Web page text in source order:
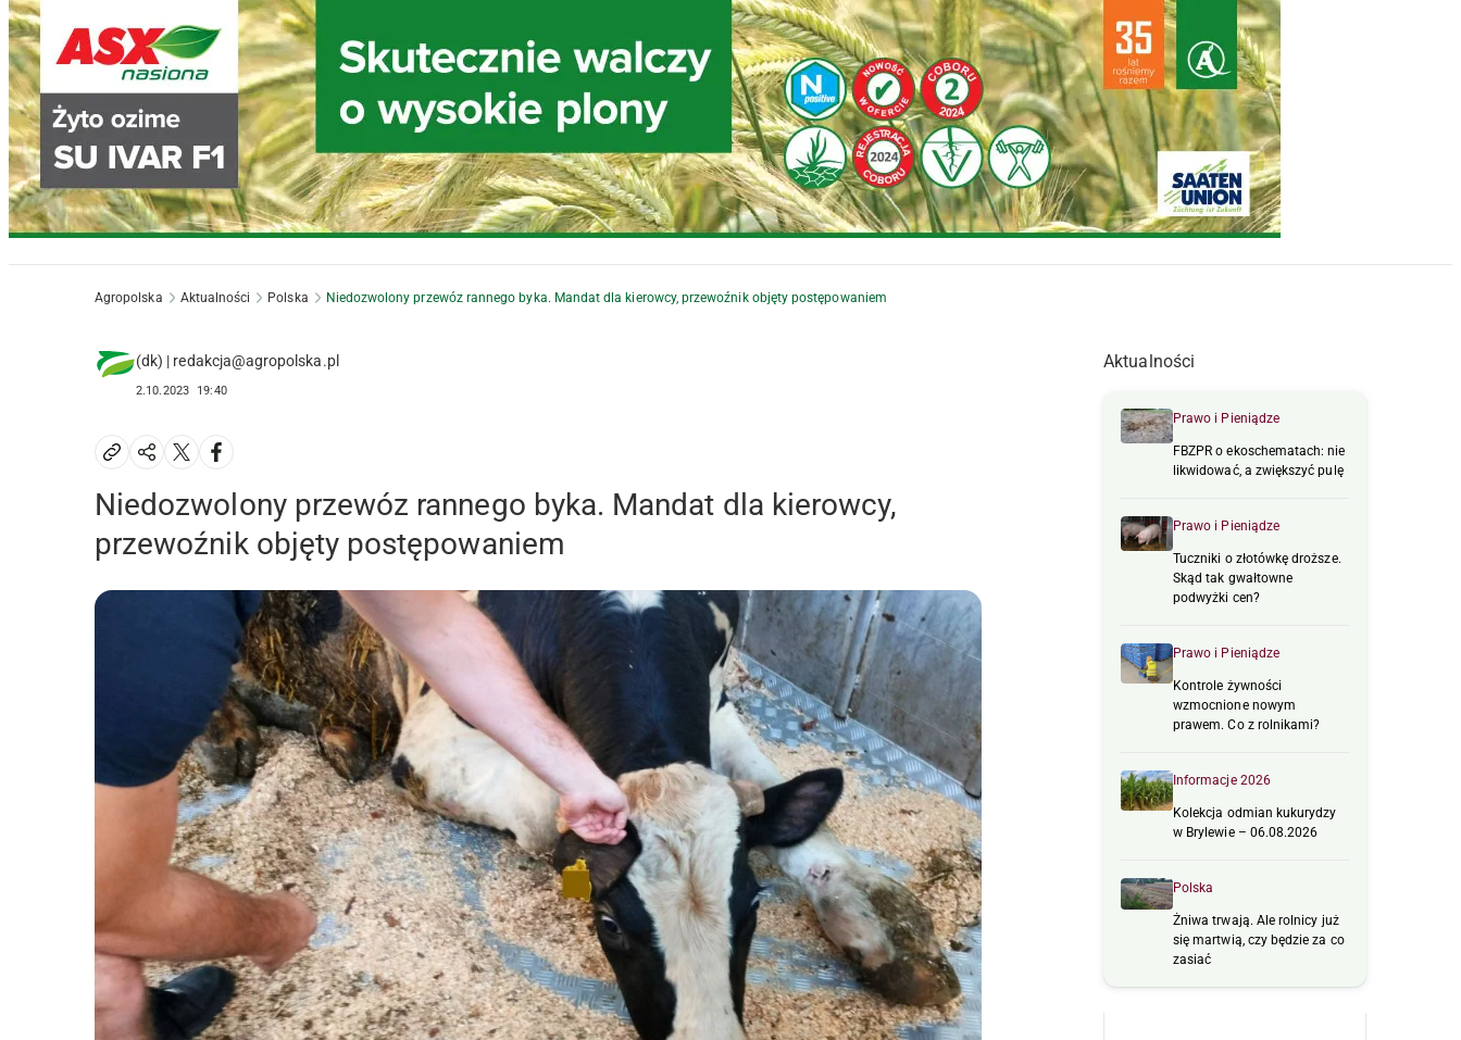
Agropolska Aktualności Polska Niedozwolony przewóz rannego byka. Mandat dla kierowcy, przewoźnik objęty postępowaniem
(dk) | redakcja@agropolska.pl
2.10.2023 19:40
Niedozwolony przewóz rannego byka. Mandat dla kierowcy,
przewoźnik objęty postępowaniem
Aktualności
Prawo i Pieniądze
FBZPR o ekoschematach: nie
likwidować, a zwiększyć pulę
Prawo i Pieniądze
Tuczniki o złotówkę droższe.
Skąd tak gwałtowne
podwyżki cen?
Prawo i Pieniądze
Kontrole żywności
wzmocnione nowym
prawem. Co z rolnikami?
Informacje 2026
Kolekcja odmian kukurydzy
w Brylewie – 06.08.2026
Polska
Żniwa trwają. Ale rolnicy już
się martwią, czy będzie za co
zasiać